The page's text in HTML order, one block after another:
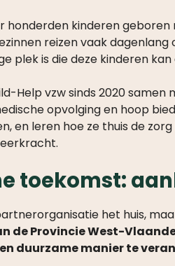
honderden kinderen
reizen vaak
plek is die deze kinderen
Help vzw sinds 2020
opvolging en hoop
en leren hoe ze thuis de
toekomst:
het huis,
de Provincie West-
duurzame manier te